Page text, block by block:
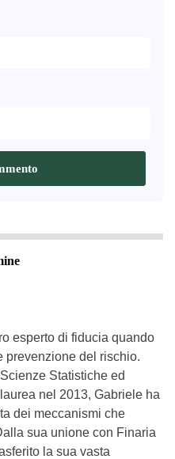
esperto di fiducia quando
prevenzione del rischio.
Statistiche ed
nel 2013, Gabriele ha
dei meccanismi che
sua unione con Finaria
la sua vasta